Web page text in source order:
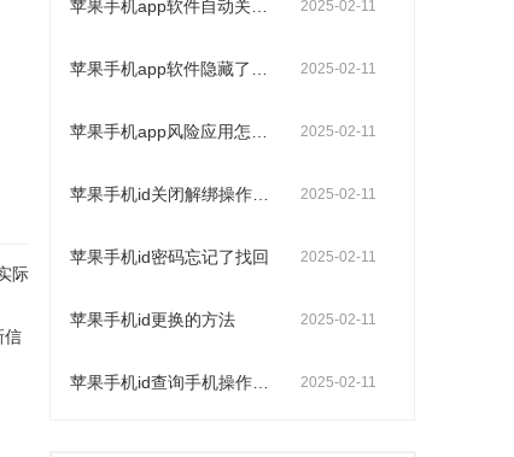
际
信
2025-02-11
2025-02-11
2025-02-11
2025-02-11
苹果手机id密码忘记了找回 2025-02-11
苹果手机id更换的方法 2025-02-11
2025-02-11